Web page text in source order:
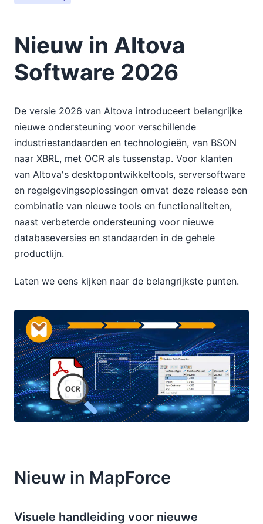
Nieuw in Altova
Software 2026
De versie 2026 van Altova introduceert belangrijke
nieuwe ondersteuning voor verschillende
industriestandaarden en technologieën, van BSON
naar XBRL, met OCR als tussenstap. Voor klanten
van Altova's desktopontwikkeltools, serversoftware
en regelgevingsoplossingen omvat deze release een
combinatie van nieuwe tools en functionaliteiten,
naast verbeterde ondersteuning voor nieuwe
databaseversies en standaarden in de gehele
productlijn.
Laten we eens kijken naar de belangrijkste punten.
Nieuw in MapForce
Visuele handleiding voor nieuwe